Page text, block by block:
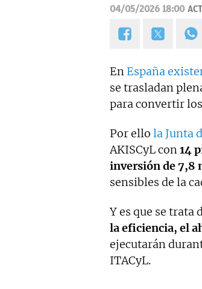
04/05/2026 18:00
En España
se trasladan
para convertir
Por ello la Junta
AKISCyL con14
inversión de 7,8
sensibles de la
Y es que se trata
la eficiencia, el
ejecutarán
ITACyL.